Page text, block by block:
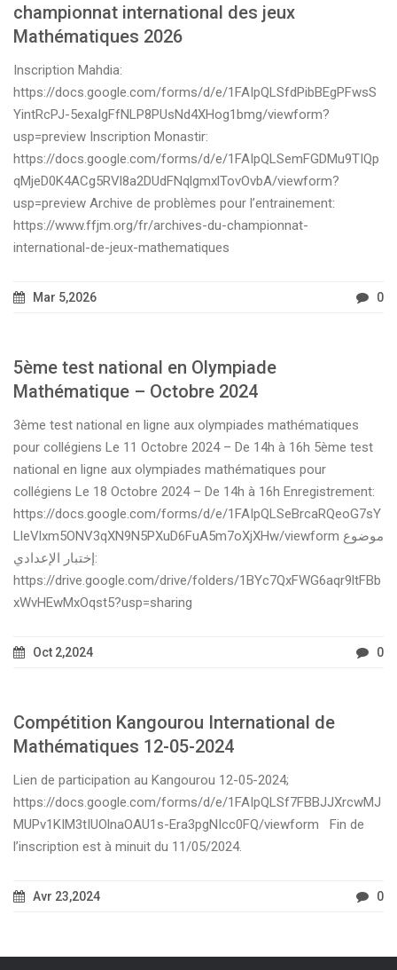
championnat international des jeux
Mathématiques 2026
Inscription Mahdia:
https://docs.google.com/forms/d/e/1FAIpQLSfdPibBEgPFwsS
YintRcPJ-5exaIgFfNLP8PUsNd4XHog1bmg/viewform?
usp=preview Inscription Monastir:
https://docs.google.com/forms/d/e/1FAIpQLSemFGDMu9TIQp
qMjeD0K4ACg5RVl8a2DUdFNqlgmxlTovOvbA/viewform?
usp=preview Archive de problèmes pour l’entrainement:
https://www.ffjm.org/fr/archives-du-championnat-
international-de-jeux-mathematiques
Mar 5,2026 0
5ème test national en Olympiade
Mathématique – Octobre 2024
3ème test national en ligne aux olympiades mathématiques
pour collégiens Le 11 Octobre 2024 – De 14h à 16h 5ème test
national en ligne aux olympiades mathématiques pour
collégiens Le 18 Octobre 2024 – De 14h à 16h Enregistrement:
https://docs.google.com/forms/d/e/1FAIpQLSeBrcaRQeoG7sY
LleVlxm5ONV3qXN9N5PXuD6FuA5m7oXjXHw/viewform موضوع
إختبار الإعدادي:
https://drive.google.com/drive/folders/1BYc7QxFWG6aqr9ltFBb
xWvHEwMxOqst5?usp=sharing
Oct 2,2024 0
Compétition Kangourou International de
Mathématiques 12-05-2024
Lien de participation au Kangourou 12-05-2024;
https://docs.google.com/forms/d/e/1FAIpQLSf7FBBJJXrcwMJ
MUPv1KIM3tIUOlnaOAU1s-Era3pgNIcc0FQ/viewform Fin de
l’inscription est à minuit du 11/05/2024.
Avr 23,2024 0